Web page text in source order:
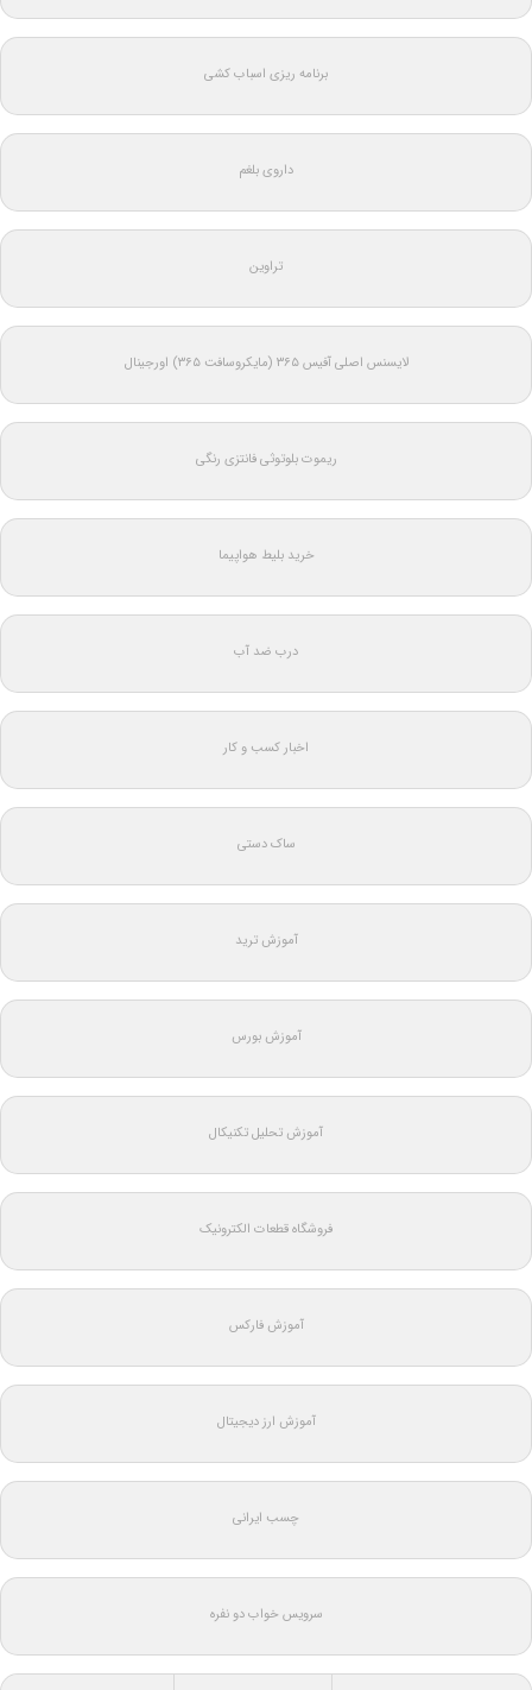
برنامه ریزی اسباب کشی
داروی بلغم
تراوین
لایسنس اصلی آفیس ۳۶۵ (مایکروسافت ۳۶۵) اورجینال
ریموت بلوتوثی فانتزی رنگی
خرید بلیط هواپیما
درب ضد آب
اخبار کسب و کار
ساک دستی
آموزش ترید
آموزش بورس
آموزش تحلیل تکنیکال
فروشگاه قطعات الکترونیک
آموزش فارکس
آموزش ارز دیجیتال
چسب ایرانی
سرویس خواب دو نفره